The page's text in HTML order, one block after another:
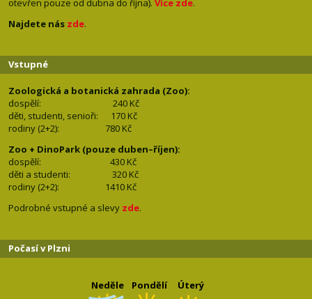
otevřen pouze od dubna do října). Více zde.
Najdete nás zde.
Vstupné
Zoologická a botanická zahrada (Zoo):
dospělí:
240 Kč
děti, studenti, senioři: 170 Kč
rodiny (2+2): 780 Kč
Zoo + DinoPark (pouze duben–říjen):
dospělí: 430 Kč
děti a studenti: 320 Kč
rodiny (2+2): 1410 Kč
Podrobné vstupné a slevy zde.
Počasí v Plzni
Neděle Pondělí Úterý